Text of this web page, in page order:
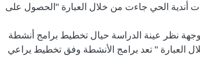
أندية الحي جاءت من خلال العبارة "الحصول على
وجهة نظر عينة الدراسة حيال تخطيط برامج أنشطة
العبارة " تعد برامج الأنشطة وفق تخطيط يراعي